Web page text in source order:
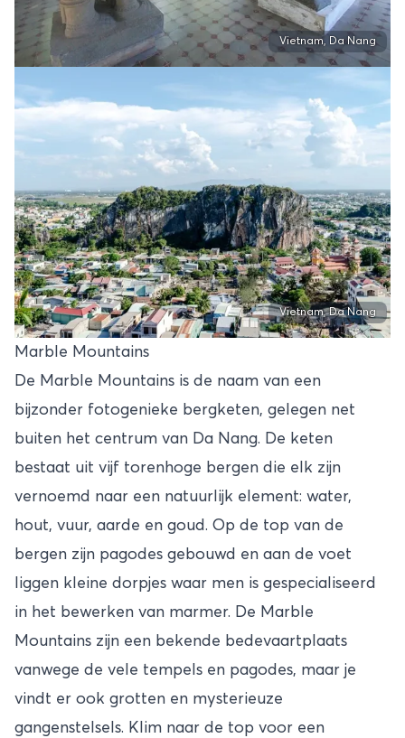
Vietnam, Da Nang
Vietnam, Da Nang
Marble Mountains
De Marble Mountains is de naam van een
bijzonder fotogenieke bergketen, gelegen net
buiten het centrum van Da Nang. De keten
bestaat uit vijf torenhoge bergen die elk zijn
vernoemd naar een natuurlijk element: water,
hout, vuur, aarde en goud. Op de top van de
bergen zijn pagodes gebouwd en aan de voet
liggen kleine dorpjes waar men is gespecialiseerd
in het bewerken van marmer. De Marble
Mountains zijn een bekende bedevaartplaats
vanwege de vele tempels en pagodes, maar je
vindt er ook grotten en mysterieuze
gangenstelsels. Klim naar de top voor een